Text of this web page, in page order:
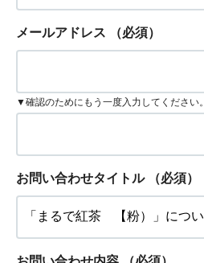
メールアドレス （必須）
▼確認のためにもう一度入力してください。
お問い合わせタイトル （必須）